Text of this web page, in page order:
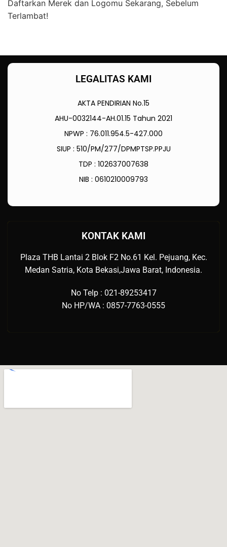
Daftarkan Merek dan Logomu Sekarang, Sebelum
Terlambat!
LEGALITAS KAMI
AKTA PENDIRIAN No.15
AHU-0032144-AH.01.15 Tahun 2021
NPWP : 76.011.954.5-427.000
SIUP : 510/PM/277/DPMPTSP.PPJU
TDP : 102637007638
NIB : 0610210009793
KONTAK KAMI
Plaza THB Lantai 2 Blok F2 No.61 Kel. Pejuang, Kec.
Medan Satria, Kota Bekasi,Jawa Barat, Indonesia.
No Telp : 021-89253417
No HP/WA : 0857-7763-0555